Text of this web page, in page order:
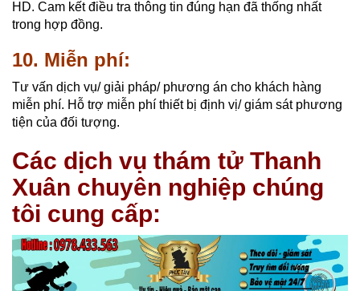
HD. Cam kết điều tra thông tin đúng hạn đã thống nhất
trong hợp đồng.
10. Miễn phí:
Tư vấn dịch vụ/ giải pháp/ phương án cho khách hàng
miễn phí. Hỗ trợ miễn phí thiết bị định vị/ giám sát phương
tiện của đối tượng.
Các dịch vụ thám tử Thanh
Xuân chuyên nghiệp chúng
tôi cung cấp: